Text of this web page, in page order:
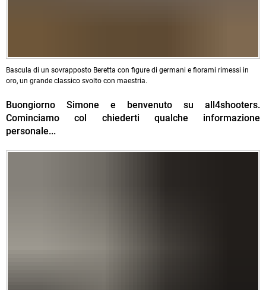
Bascula di un sovrapposto Beretta con figure di germani e fiorami rimessi in
oro, un grande classico svolto con maestria.
Buongiorno Simone e benvenuto su all4shooters.
Cominciamo col chiederti qualche informazione
personale...